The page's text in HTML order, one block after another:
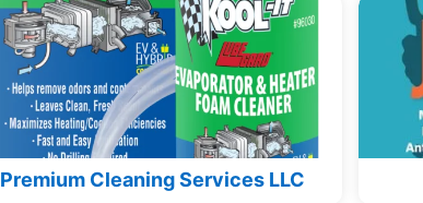
Premium Cleaning Services LLC